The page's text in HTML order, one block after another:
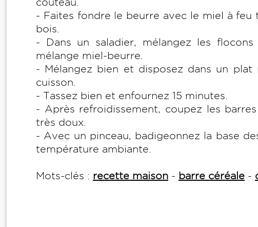
- Faites fondre le beurre avec le miel à
bois.
- Dans un saladier, mélangez les
mélange miel-beurre.
- Mélangez bien et disposez dans un
cuisson.
- Tassez bien et enfournez 15 minutes.
- Après refroidissement, coupez les
très doux.
- Avec un pinceau, badigeonnez la base
température ambiante.
Mots-clés : recette maison - barre céréale -